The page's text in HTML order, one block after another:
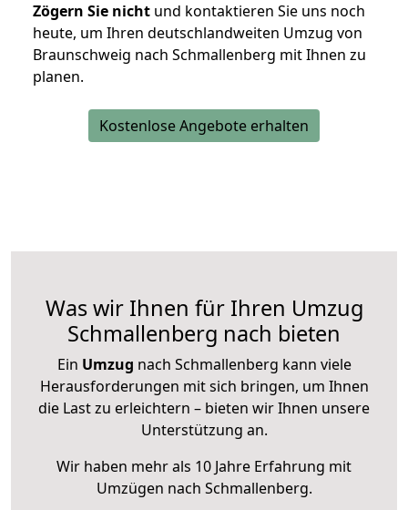
Zögern Sie nicht und kontaktieren Sie uns noch
heute, um Ihren deutschlandweiten Umzug von
Braunschweig nach Schmallenberg mit Ihnen zu
planen.
Kostenlose Angebote erhalten
Was wir Ihnen für Ihren Umzug
Schmallenberg nach bieten
Ein Umzug nach Schmallenberg kann viele
Herausforderungen mit sich bringen, um Ihnen
die Last zu erleichtern – bieten wir Ihnen unsere
Unterstützung an.
Wir haben mehr als 10 Jahre Erfahrung mit
Umzügen nach Schmallenberg.